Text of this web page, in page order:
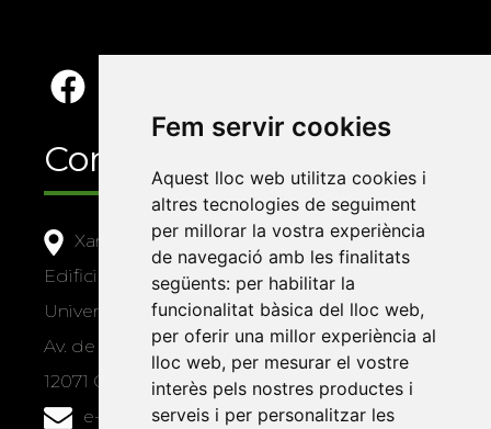
Fem servir cookies
Aquest lloc web utilitza cookies i
altres tecnologies de seguiment
per millorar la vostra experiència
de navegació amb les finalitats
següents: per habilitar la
funcionalitat bàsica del lloc web,
per oferir una millor experiència al
lloc web, per mesurar el vostre
interès pels nostres productes i
serveis i per personalitzar les
Contacte
Xarxa Vives d'Universitats
Edifici Àgora
Universitat Jaume I, local 10
Av. de Vicent Sos Baynat, s/n
12071 Castelló de la Plana
e-buc@vives.org